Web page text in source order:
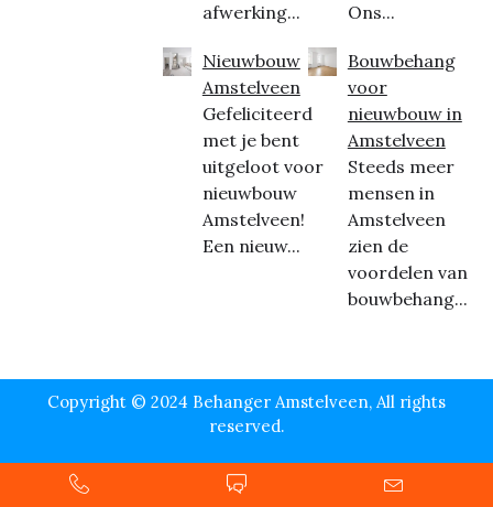
afwerking...
Nieuwbouw
Amstelveen
Gefeliciteerd
met je bent
uitgeloot voor
nieuwbouw
Amstelveen!
Een nieuw...
Ons...
Bouwbehang
voor
nieuwbouw in
Amstelveen
Steeds meer
mensen in
Amstelveen
zien de
voordelen van
bouwbehang...
Copyright © 2024 Behanger Amstelveen, All rights
reserved.